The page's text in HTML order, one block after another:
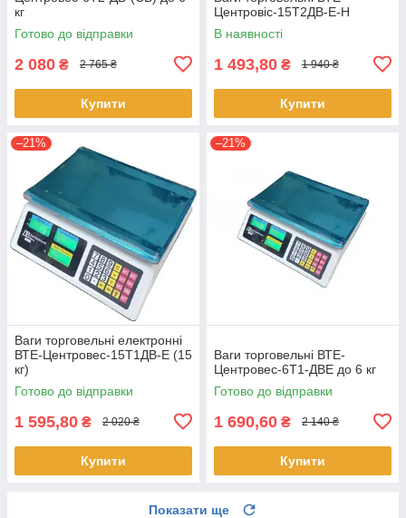
кг
Готово до відправки
2 080 ₴ 2 765 ₴
Купити
Центровіс-15Т2ДВ-Е-Н
В наявності
1 493,80 ₴ 1 940 ₴
Купити
–21%
Ваги торговельні електронні
ВТЕ-Центровес-15Т1ДВ-Е (15
кг)
Готово до відправки
1 595,80 ₴ 2 020 ₴
Купити
–21%
Ваги торговельні ВТЕ-
Центровес-6Т1-ДВЕ до 6 кг
Готово до відправки
1 690,60 ₴ 2 140 ₴
Купити
Показати ще